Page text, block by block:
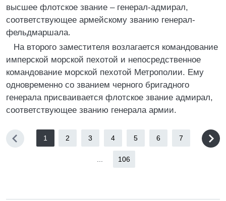
высшее флотское звание – генерал-адмирал,
соответствующее армейскому званию генерал-
фельдмаршала.
На второго заместителя возлагается командование
имперской морской пехотой и непосредственное
командование морской пехотой Метрополии. Ему
одновременно со званием черного бригадного
генерала присваивается флотское звание адмирал,
соответствующее званию генерала армии.
1 2 3 4 5 6 7
106